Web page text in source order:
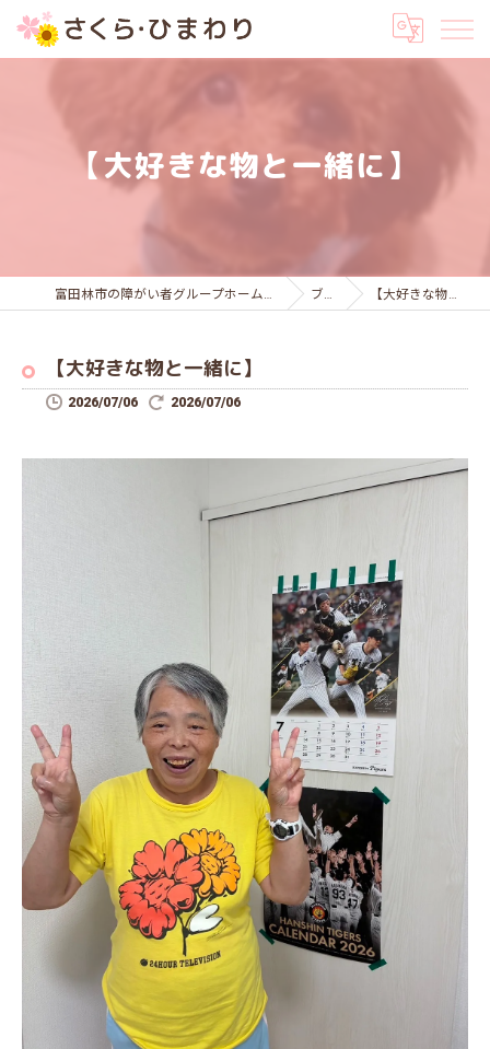
【大好きな物と一緒に】
富田林市の障がい者グループホームはさくら・ひまわり ブログ 【大好きな物と一緒に】
【大好きな物と一緒に】
2026/07/06 2026/07/06